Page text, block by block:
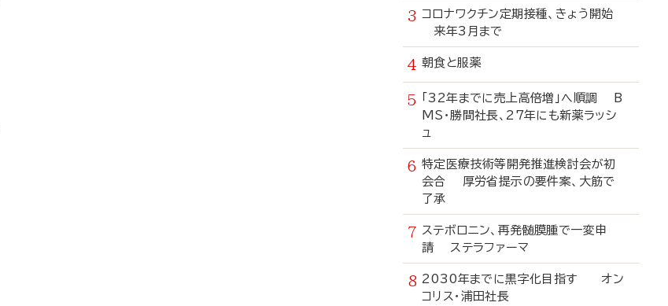
コロナワクチン定期接種、きょう開始
来年3月まで
朝食と服薬
「32年までに売上高倍増」へ順調 B
MS・勝間社長、27年にも新薬ラッシ
ュ
特定医療技術等開発推進検討会が初
会合 厚労省提示の要件案、大筋で
了承
ステボロニン、再発髄膜腫で一変申
請 ステラファーマ
2030年までに黒字化目指す オン
コリス・浦田社長